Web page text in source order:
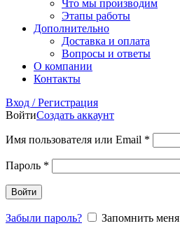
Что мы производим
Этапы работы
Дополнительно
Доставка и оплата
Вопросы и ответы
О компании
Контакты
Вход / Регистрация
ВойтиСоздать аккаунт
Имя пользователя или Email *
Пароль *
Войти
Забыли пароль?
Запомнить меня